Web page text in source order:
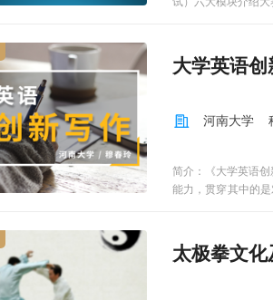
段累计。2. 收看视
关注通知。考试限
大学英语创
河南大学
简介：《大学英语
能力，贯穿其中的
第一周Unit 4 思维
型徐睿第二周Unit
太极拳文